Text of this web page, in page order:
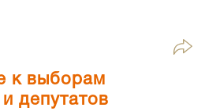
к выборам
депутатов